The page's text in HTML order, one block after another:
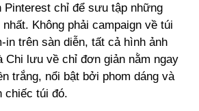
Pinterest chỉ để sưu tập những
Không phải campaign về túi
in trên sàn diễn, tất cả hình ảnh
Chi lưu về chỉ đơn giản nằm ngay
trắng, nổi bật bởi phom dáng và
chiếc túi đó.